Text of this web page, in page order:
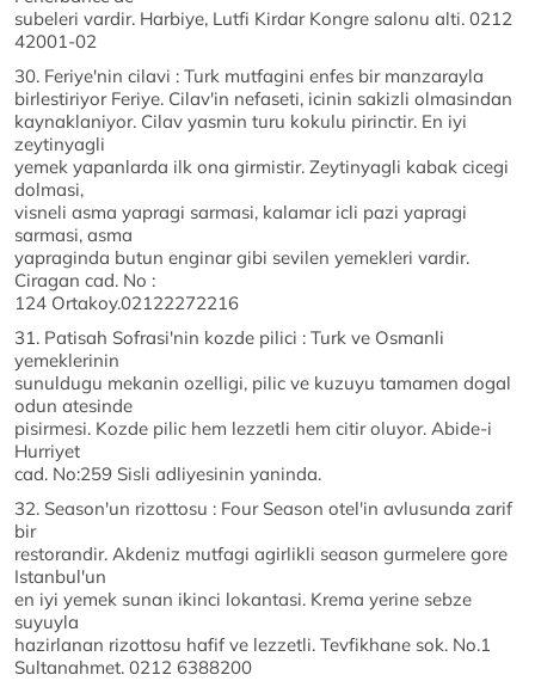
subeleri vardir. Harbiye, Lutfi Kirdar Kongre salonu alti. 0212
42001-02
30. Feriye'nin cilavi : Turk mutfagini enfes bir manzarayla
birlestiriyor Feriye. Cilav'in nefaseti, icinin sakizli olmasindan
kaynaklaniyor. Cilav yasmin turu kokulu pirinctir. En iyi
zeytinyagli
yemek yapanlarda ilk ona girmistir. Zeytinyagli kabak cicegi
dolmasi,
visneli asma yapragi sarmasi, kalamar icli pazi yapragi
sarmasi, asma
yapraginda butun enginar gibi sevilen yemekleri vardir.
Ciragan cad. No :
124 Ortakoy.02122272216
31. Patisah Sofrasi'nin kozde pilici : Turk ve Osmanli
yemeklerinin
sunuldugu mekanin ozelligi, pilic ve kuzuyu tamamen dogal
odun atesinde
pisirmesi. Kozde pilic hem lezzetli hem citir oluyor. Abide-i
Hurriyet
cad. No:259 Sisli adliyesinin yaninda.
32. Season'un rizottosu : Four Season otel'in avlusunda zarif
bir
restorandir. Akdeniz mutfagi agirlikli season gurmelere gore
Istanbul'un
en iyi yemek sunan ikinci lokantasi. Krema yerine sebze
suyuyla
hazirlanan rizottosu hafif ve lezzetli. Tevfikhane sok. No.1
Sultanahmet. 0212 6388200